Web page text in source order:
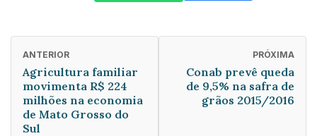
ANTERIOR
Agricultura familiar
movimenta R$ 224
milhões na economia
de Mato Grosso do
Sul
PRÓXIMA
Conab prevê queda
de 9,5% na safra de
grãos 2015/2016